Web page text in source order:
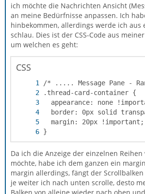
ich möchte die Nachrichten Ansicht
an meine Bedürfnisse anpassen. Ich
hinbekommen, allerdings werde ich aus
schlau. Dies ist der CSS-Code aus
um welchen es geht:
CSS
}
Da ich die Anzeige der einzelnen
möchte, habe ich dem ganzen ein
margin allerdings, fängt der
je weiter ich nach unten scrolle, desto